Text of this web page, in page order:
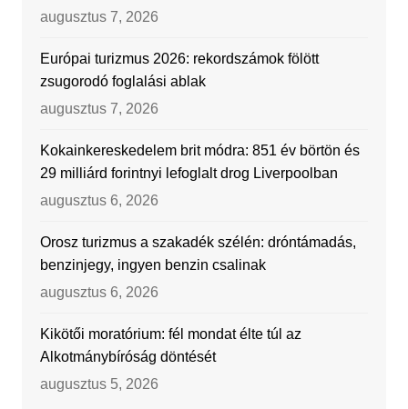
augusztus 7, 2026
Európai turizmus 2026: rekordszámok fölött
zsugorodó foglalási ablak
augusztus 7, 2026
Kokainkereskedelem brit módra: 851 év börtön és
29 milliárd forintnyi lefoglalt drog Liverpoolban
augusztus 6, 2026
Orosz turizmus a szakadék szélén: dróntámadás,
benzinjegy, ingyen benzin csalinak
augusztus 6, 2026
Kikötői moratórium: fél mondat élte túl az
Alkotmánybíróság döntését
augusztus 5, 2026